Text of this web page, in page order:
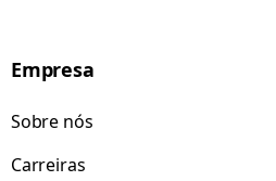
Empresa
Sobre nós
Carreiras